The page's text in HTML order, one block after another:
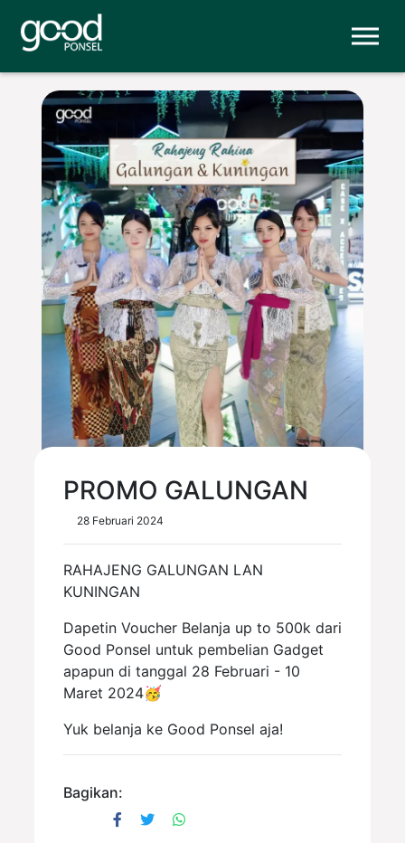
PROMO GALUNGAN
28 Februari 2024
RAHAJENG GALUNGAN LAN
KUNINGAN
Dapetin Voucher Belanja up to 500k dari
Good Ponsel untuk pembelian Gadget
apapun di tanggal 28 Februari - 10
Maret 2024🥳
Yuk belanja ke Good Ponsel aja!
Bagikan: